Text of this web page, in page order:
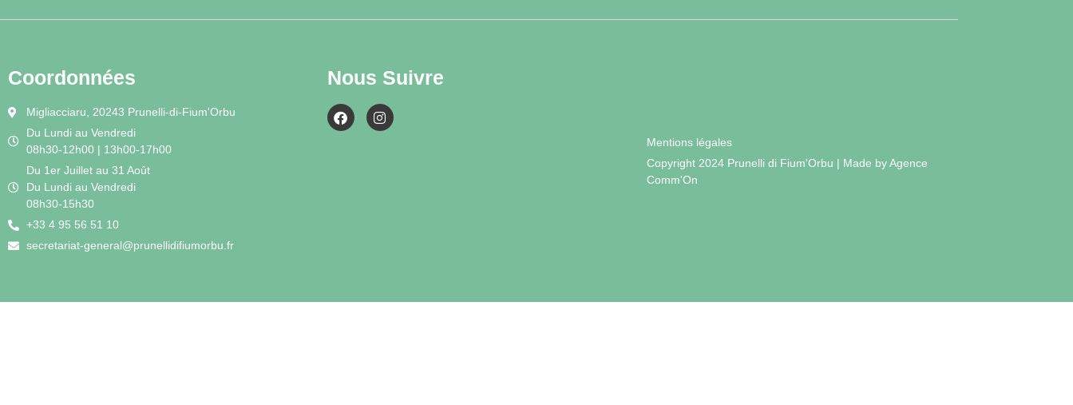
Coordonnées
Migliacciaru, 20243 Prunelli-di-Fium'Orbu
Du Lundi au Vendredi
08h30-12h00 | 13h00-17h00
Du 1er Juillet au 31 Août
Du Lundi au Vendredi
08h30-15h30
+33 4 95 56 51 10
secretariat-general@prunellidifiumorbu.fr
Nous Suivre
Mentions légales
Copyright 2024 Prunelli di Fium'Orbu | Made by Agence
Comm'On